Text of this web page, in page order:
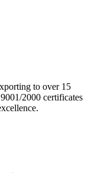
to over 15
2000 certificates